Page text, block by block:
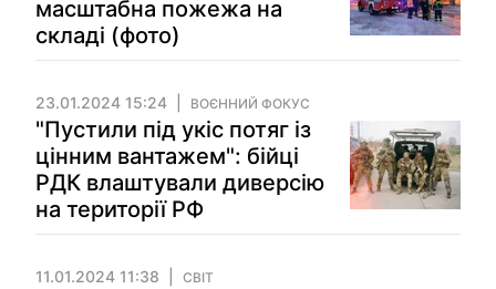
масштабна пожежа на
складі (фото)
23.01.2024 15:24 ВОЄННИЙ ФОКУС
"Пустили під укіс потяг із
цінним вантажем": бійці
РДК влаштували диверсію
на території РФ
11.01.2024 11:38 СВІТ